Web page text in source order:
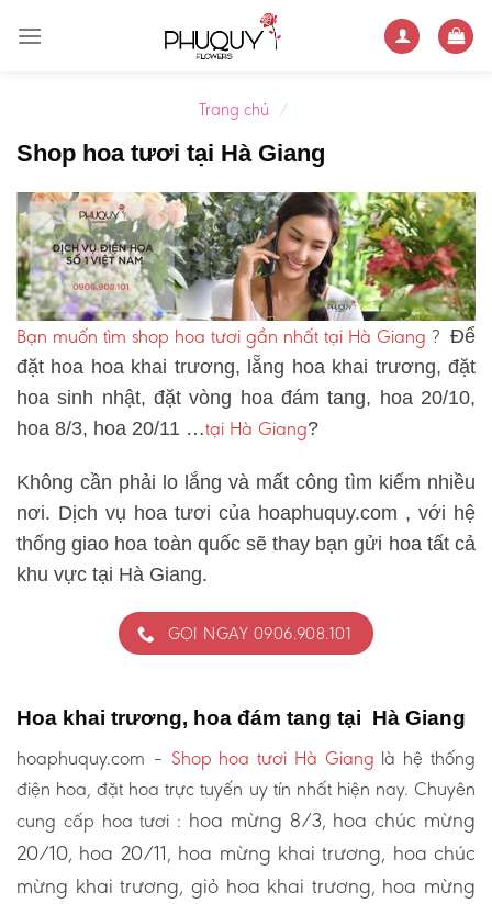
Trang chủ /
Shop hoa tươi tại Hà Giang
Bạn muốn tìm shop hoa tươi gần nhất tại Hà Giang ? Để
đặt hoa hoa khai trương, lẵng hoa khai trương, đặt
hoa sinh nhật, đặt vòng hoa đám tang, hoa 20/10,
hoa 8/3, hoa 20/11 …tại Hà Giang?
Không cần phải lo lắng và mất công tìm kiếm nhiều
nơi. Dịch vụ hoa tươi của hoaphuquy.com , với hệ
thống giao hoa toàn quốc sẽ thay bạn gửi hoa tất cả
khu vực tại Hà Giang.
GỌI NGAY 0906.908.101
Hoa khai trương, hoa đám tang tại Hà Giang
hoaphuquy.com – Shop hoa tươi Hà Giang là hệ thống
điện hoa, đặt hoa trực tuyến uy tín nhất hiện nay. Chuyên
cung cấp hoa tươi : hoa mừng 8/3, hoa chúc mừng
20/10, hoa 20/11, hoa mừng khai trương, hoa chúc
mừng khai trương, giỏ hoa khai trương, hoa mừng